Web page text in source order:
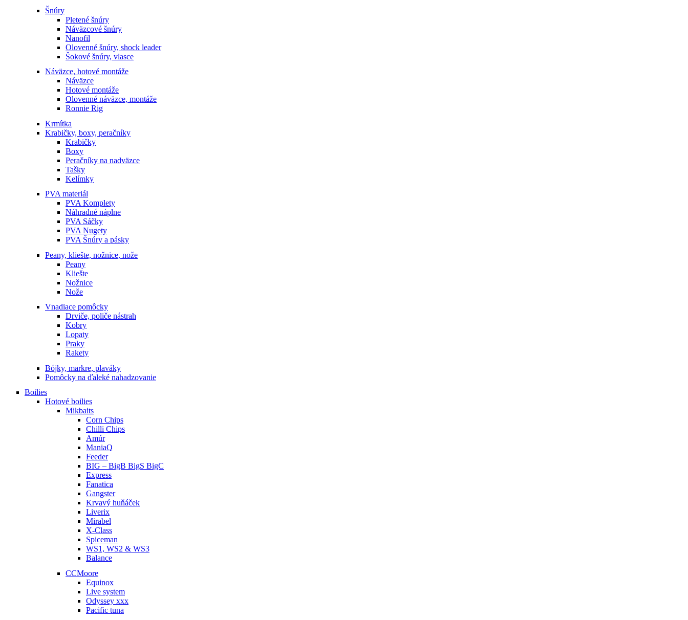
Šnúry
Pletené šnúry
Náväzcové šnúry
Nanofil
Olovenné šnúry, shock leader
Šokové šnúry, vlasce
Náväzce, hotové montáže
Náväzce
Hotové montáže
Olovenné náväzce, montáže
Ronnie Rig
Krmítka
Krabičky, boxy, peračníky
Krabičky
Boxy
Peračníky na nadväzce
Tašky
Kelímky
PVA materiál
PVA Komplety
Náhradné náplne
PVA Sáčky
PVA Nugety
PVA Šnúry a pásky
Peany, kliešte, nožnice, nože
Peany
Kliešte
Nožnice
Nože
Vnadiace pomôcky
Drviče, poliče nástrah
Kobry
Lopaty
Praky
Rakety
Bójky, markre, plaváky
Pomôcky na ďaleké nahadzovanie
Boilies
Hotové boilies
Mikbaits
Corn Chips
Chilli Chips
Amúr
ManiaQ
Feeder
BIG – BigB BigS BigC
Express
Fanatica
Gangster
Krvavý huňáček
Liverix
Mirabel
X-Class
Spiceman
WS1, WS2 & WS3
Balance
CCMoore
Equinox
Live system
Odyssey xxx
Pacific tuna